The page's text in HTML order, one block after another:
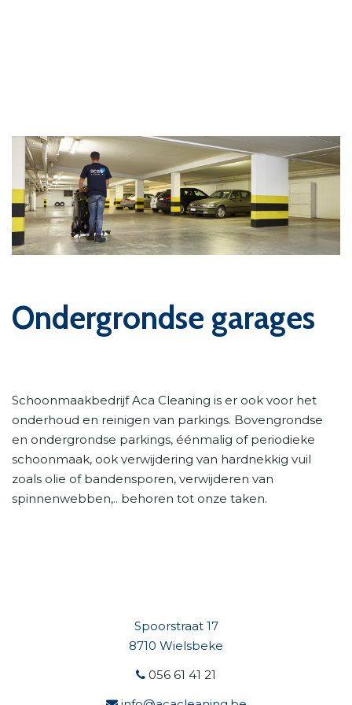
Ondergrondse garages
Schoonmaakbedrijf Aca Cleaning is er ook voor het
onderhoud en reinigen van parkings. Bovengrondse
en ondergrondse parkings, éénmalig of periodieke
schoonmaak, ook verwijdering van hardnekkig vuil
zoals olie of bandensporen, verwijderen van
spinnenwebben,.. behoren tot onze taken.
Spoorstraat 17
8710 Wielsbeke
056 61 41 21